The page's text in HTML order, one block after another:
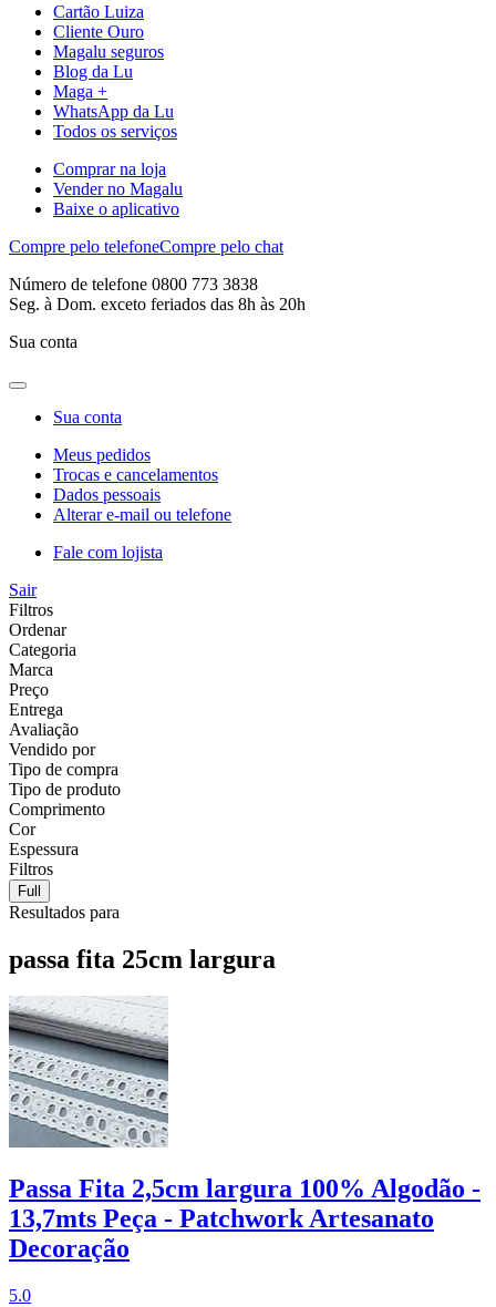
Cartão Luiza
Cliente Ouro
Magalu seguros
Blog da Lu
Maga +
WhatsApp da Lu
Todos os serviços
Comprar na loja
Vender no Magalu
Baixe o aplicativo
Compre pelo telefoneCompre pelo chat
Número de telefone 0800 773 3838
Seg. à Dom. exceto feriados das 8h às 20h
Sua conta
Sua conta
Meus pedidos
Trocas e cancelamentos
Dados pessoais
Alterar e-mail ou telefone
Fale com lojista
Sair
Filtros
Ordenar
Categoria
Marca
Preço
Entrega
Avaliação
Vendido por
Tipo de compra
Tipo de produto
Comprimento
Cor
Espessura
Filtros
Full
Resultados para
passa fita 25cm largura
Passa Fita 2,5cm largura 100% Algodão -
13,7mts Peça - Patchwork Artesanato
Decoração
5.0